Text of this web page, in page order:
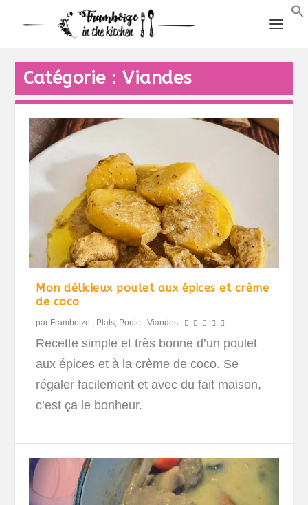
Catégorie :Viandes
Mon délicieux poulet aux épices et crème
de coco
par Framboize | Plats Poulet ,Viandes |
Recette simple et très bonne d’un poulet
aux épices et à la crème de coco. Se
régaler facilement et avec du fait maison,
c’est ça le bonheur.